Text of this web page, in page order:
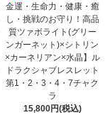
金運・生命力・健康・癒
し・挑戦のお守り！高品
質ツァボライト(グリー
ンガーネット)×シトリン
×カーネリアン×水晶】ル
ドラクシャブレスレット
第1・2・3・4・7チャク
ラ
15,800円(税込)